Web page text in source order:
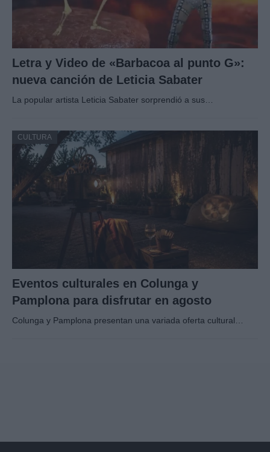
Letra y Video de «Barbacoa al punto G»:
nueva canción de Leticia Sabater
La popular artista Leticia Sabater sorprendió a sus…
CULTURA
Eventos culturales en Colunga y
Pamplona para disfrutar en agosto
Colunga y Pamplona presentan una variada oferta cultural…